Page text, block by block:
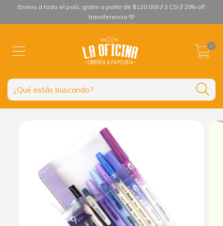
Envios a todo el país, gratis a partir de $120.000 // 3 CSI // 20% off
transferencia 🩵
0